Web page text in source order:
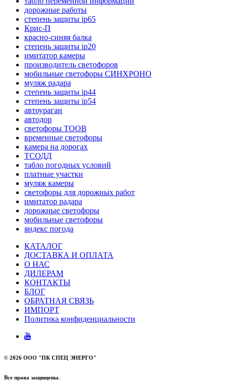
дорожные работы
степень защиты ip65
Крис-П
красно-синяя балка
степень защиты ip20
имитатор камеры
производитель светофоров
мобильные светофоры СИНХРОНО
муляж радара
степень защиты ip44
степень защиты ip54
автоураган
автодор
светофоры ТООВ
временные светофоры
камера на дорогах
ТСОДД
табло погодных условий
платные участки
муляж камеры
светофоры для дорожных работ
имитатор радара
дорожные светофоры
мобильные светофоры
яндекс погода
КАТАЛОГ
ДОСТАВКА И ОПЛАТА
О НАС
ДИЛЕРАМ
КОНТАКТЫ
БЛОГ
ОБРАТНАЯ СВЯЗЬ
ИМПОРТ
Политика конфиденциальности
© 2026 ООО "ПК СПЕЦ ЭНЕРГО"
Все права защищены.